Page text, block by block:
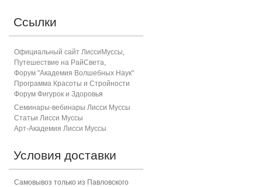
Ссылки
Официальный сайт ЛиссиМуссы,
Путешествие на РайСвета,
Форум "Академия Волшебных Наук"
Программа Красоты и Стройности
Форум Фигурок и Здоровья
Семинары-вебинары Лисси Муссы
Статьи Лисси Муссы
Арт-Академия Лисси Муссы
Условия доставки
Самовывоз только из Павловского